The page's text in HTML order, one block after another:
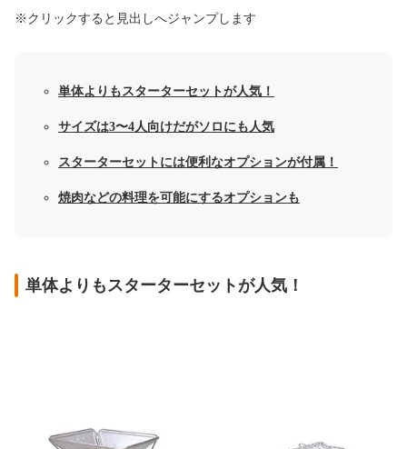
※クリックすると見出しへジャンプします
単体よりもスターターセットが人気！
サイズは3〜4人向けだがソロにも人気
スターターセットには便利なオプションが付属！
焼肉などの料理を可能にするオプションも
単体よりもスターターセットが人気！